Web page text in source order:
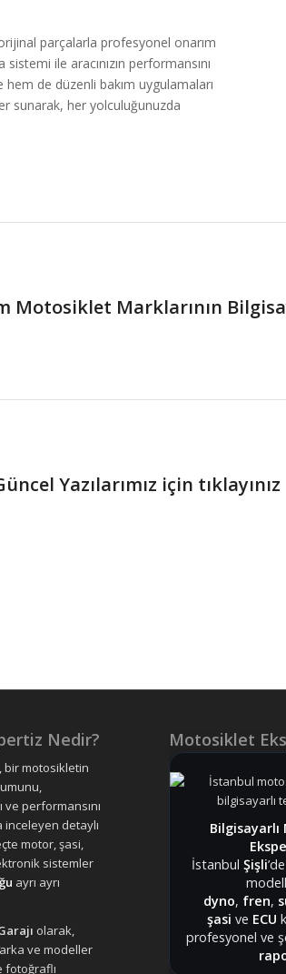
parçalarla profesyonel onarım
ile aracınızın performansını
hem de düzenli bakım uygulamaları
sunarak, her yolculuğunuzda
Motosiklet Marklarının
Yazılarımız için tıklayınız
Nedir?
, bir motosikletin
ve performansını
detaylı
motor, şasi,
sistemler
ayrı ayrı
olarak,
ve modeller
fotoğraflı
Motosiklet
İstanbulŞişli
dyno, fren,
şasi ve ECU
profesyonel ve